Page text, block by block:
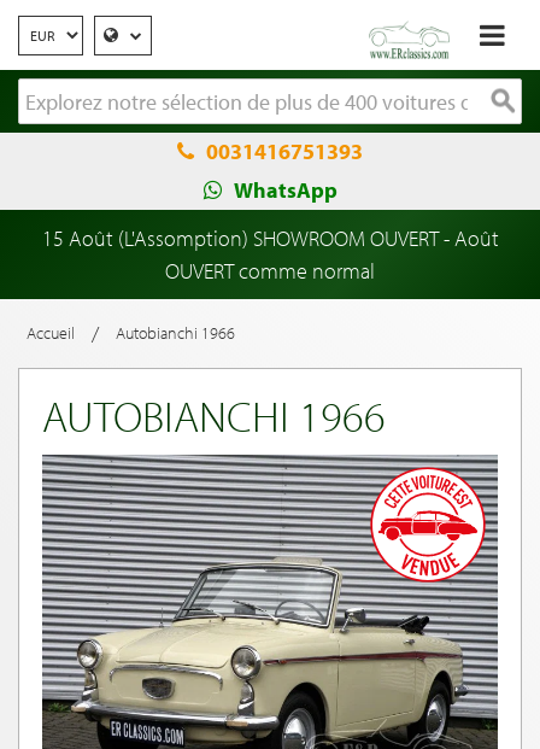
0031416751393
WhatsApp
15 Août (L'Assomption) SHOWROOM OUVERT - Août
OUVERT comme normal
Accueil / Autobianchi 1966
AUTOBIANCHI 1966